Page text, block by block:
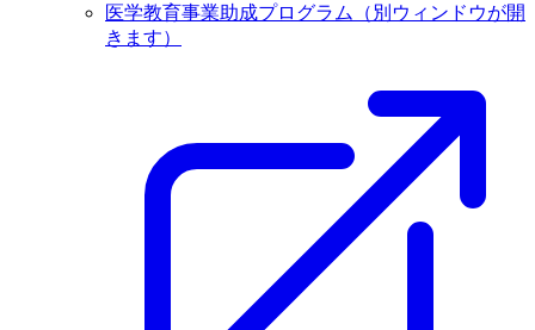
医学教育事業助成プログラム
（別ウィンドウが開
きます）